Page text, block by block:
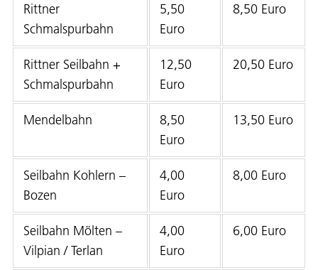
Rittner
Schmalspurbahn
5,50
Euro
8,50 Euro
Rittner Seilbahn +
Schmalspurbahn
12,50
Euro
20,50 Euro
Mendelbahn
8,50
Euro
13,50 Euro
Seilbahn Kohlern –
Bozen
4,00
Euro
8,00 Euro
Seilbahn Mölten –
Vilpian / Terlan
4,00
Euro
6,00 Euro